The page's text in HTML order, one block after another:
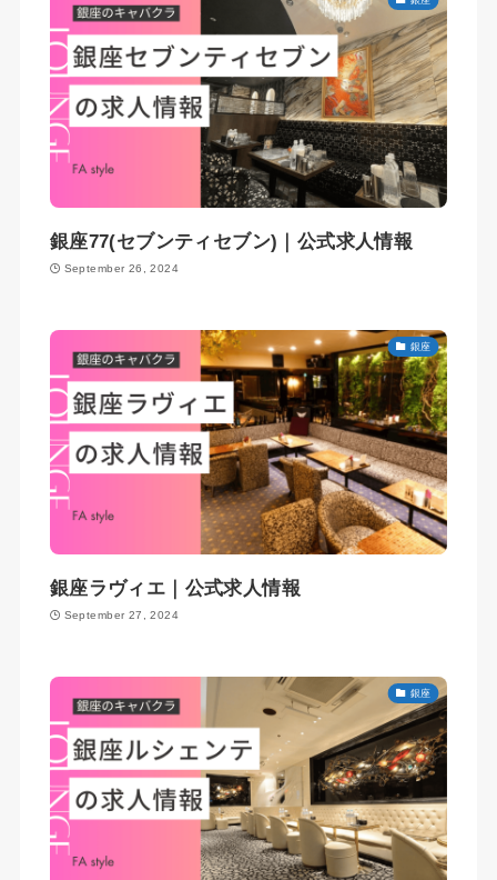
銀座77(セブンティセブン)｜公式求人情報
September 26, 2024
銀座
銀座ラヴィエ｜公式求人情報
September 27, 2024
銀座